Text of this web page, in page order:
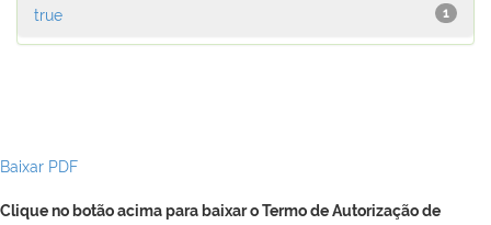
1
true
Baixar PDF
Clique no botão acima para baixar o Termo de Autorização de